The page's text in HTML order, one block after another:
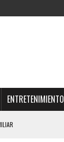
ENTRETENIMIENTO